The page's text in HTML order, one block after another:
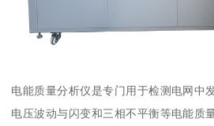
电能质量分析仪是专门用于检测电网中
电压波动与闪变和三相不平衡等电能质